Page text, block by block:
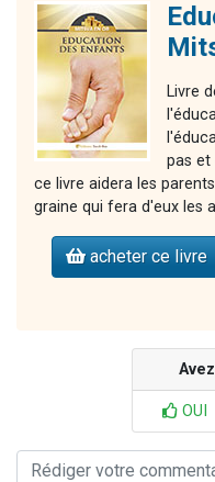
Livre
pas et
ce livre aidera les
graine qui fera d'eux les
acheter ce livre
OUI